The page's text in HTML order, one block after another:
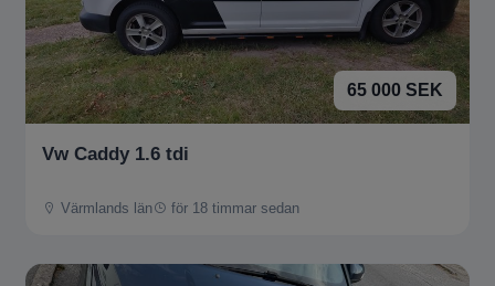
65 000 SEK
Vw Caddy 1.6 tdi
Värmlands län för 18 timmar sedan